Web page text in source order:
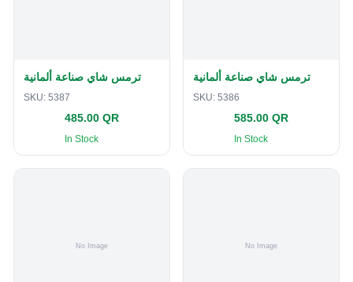
ترمس شاي صناعة ألمانية
SKU: 5387
485.00 QR
In Stock
ترمس شاي صناعة ألمانية
SKU: 5386
585.00 QR
In Stock